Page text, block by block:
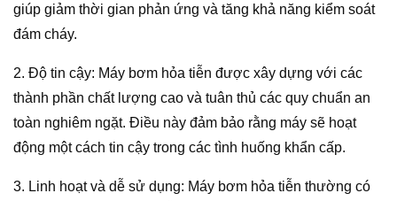
giúp giảm thời gian phản ứng và tăng khả năng kiểm soát
đám cháy.
2. Độ tin cậy: Máy bơm hỏa tiễn được xây dựng với các
thành phần chất lượng cao và tuân thủ các quy chuẩn an
toàn nghiêm ngặt. Điều này đảm bảo rằng máy sẽ hoạt
động một cách tin cậy trong các tình huống khẩn cấp.
3. Linh hoạt và dễ sử dụng: Máy bơm hỏa tiễn thường có